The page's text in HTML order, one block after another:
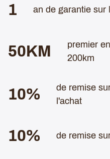
La RION RE60Sest équipé
sur cette trottinette! Comme
on enlève toute assistance
1 an de garantie sur
50KM
premier
200km
10%
de remise
l'achat
10% de remise